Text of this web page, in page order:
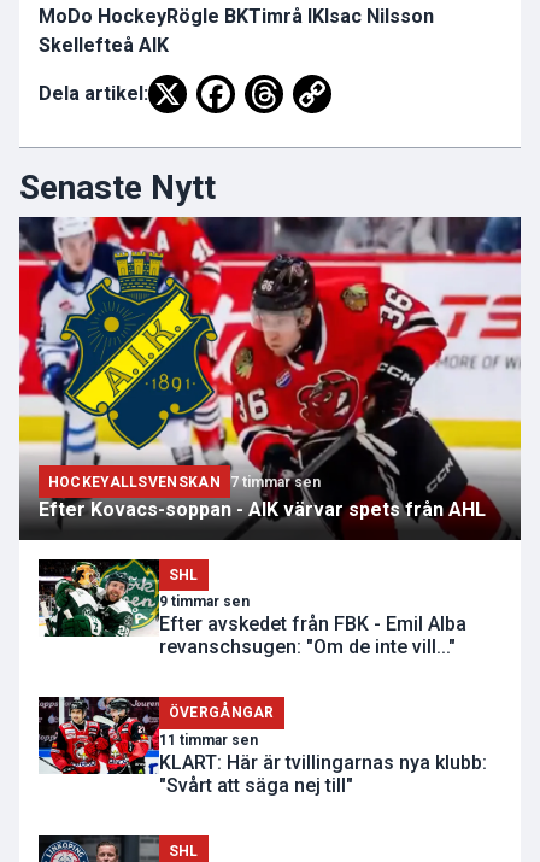
MoDo HockeyRögle BKTimrå IKIsac Nilsson
Skellefteå AIK
Dela artikel:
Senaste Nytt
HOCKEYALLSVENSKAN 7 timmar sen
Efter Kovacs-soppan - AIK värvar spets från AHL
SHL
9 timmar sen
Efter avskedet från FBK - Emil Alba
revanschsugen: "Om de inte vill..."
ÖVERGÅNGAR
11 timmar sen
KLART: Här är tvillingarnas nya klubb:
"Svårt att säga nej till"
SHL